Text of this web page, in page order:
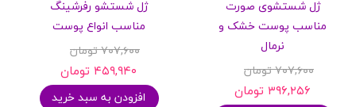
ژل شستشوی صورت
مناسب پوست خشک و
نرمال
۷۰۷,۶۰۰ تومان
۳۹۶,۲۵۶ تومان
ژل شستشو رفرشینگ
مناسب انواع پوست
۷۰۷,۶۰۰ تومان
۴۵۹,۹۴۰ تومان
افزودن به سبد خرید